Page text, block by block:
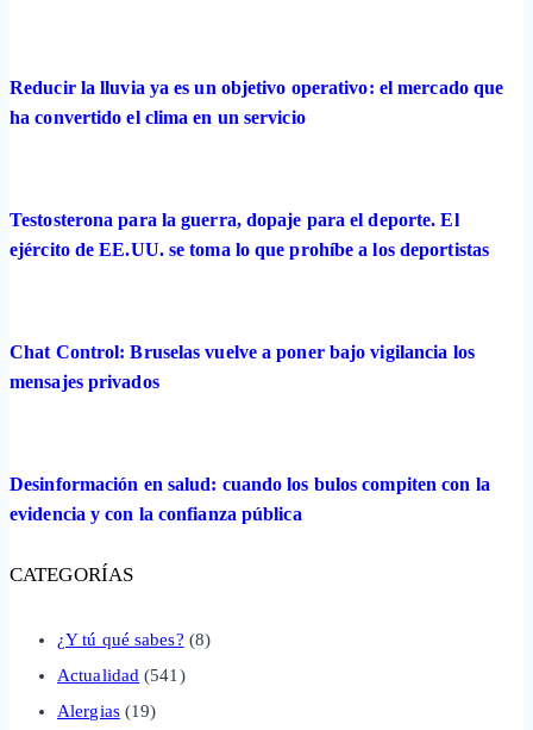
Reducir la lluvia ya es un objetivo operativo: el mercado que
ha convertido el clima en un servicio
Testosterona para la guerra, dopaje para el deporte. El
ejército de EE.UU. se toma lo que prohíbe a los deportistas
Chat Control: Bruselas vuelve a poner bajo vigilancia los
mensajes privados
Desinformación en salud: cuando los bulos compiten con la
evidencia y con la confianza pública
CATEGORÍAS
¿Y tú qué sabes? (8)
Actualidad (541)
Alergias(19)